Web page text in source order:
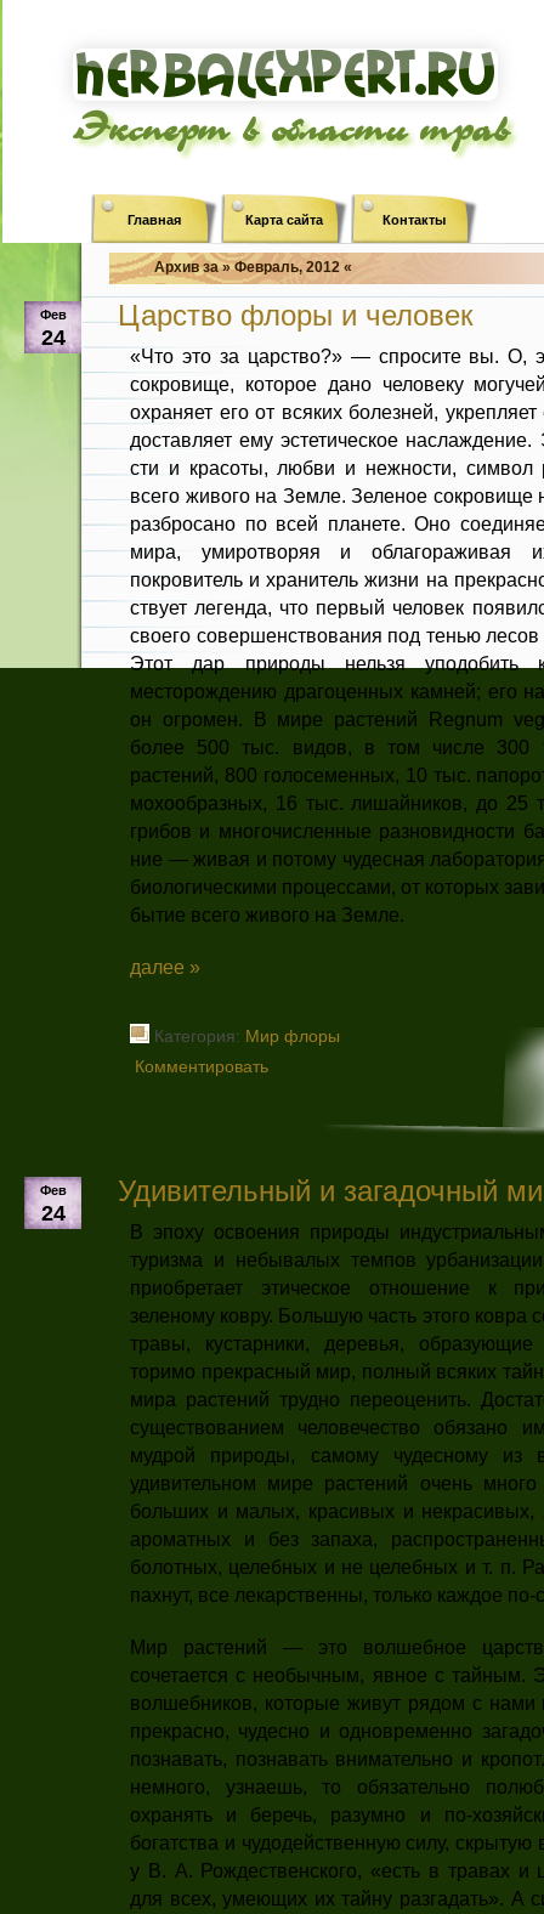
Эксперт в области трав
Главная Карта сайта Контакты
Архив за » Февраль, 2012 «
Фев
24
Царство флоры и человек
«Что это за царство?» — спросите вы. О,
сокровище, которое дано человеку
охраняет его от всяких болез­ней,
доставляет ему эстетическое
сти и красоты, любви и нежности, символ
всего живого на Земле. Зеленое
разбросано по всей планете. Оно
мира, умиротворяя и
покровитель и хранитель жизни на
ствует легенда, что первый человек
своего совершенствования под тенью
Этот дар природы нельзя упо­добить
месторождению драго­ценных камней; его
он огро­мен. В мире растений Regnum
более 500 тыс. видов, в том числе 300
растений, 800 голосеменных, 10 тыс.
мохообразных, 16 тыс. ли­шайников, до 25
грибов и мно­гочисленные разновидности
ние — живая и потому чудесная
биологическими процессами, от которых
бытие всего живого на Земле.
далее »
Категория: Мир флоры
Комментировать
Фев
24
Удивительный и загадочный
В эпоху освоения природы
туризма и небы­валых темпов
приобретает этическое отноше­ние к
зеленому ковру. Боль­шую часть этого ковра
травы, кустарники, деревья,
торимо прекрасный мир, полный всяких
мира растений трудно переоценить.
существованием человечество обязано
мудрой природы, самому чудесному из
удивитель­ном мире растений очень много
больших и малых, красивых и некрасивых,
ароматных и без запаха,
болотных, целебных и не целебных и т. п.
пахнут, все лекарственны, только каждое
Мир растений — это волшебное
сочетается с необычным, явное с
волшебников, которые живут ря­дом с
прекрасно, чудесно и одновременно
позна­вать, познавать внимательно и
немного, узнаешь, то обязательно
охранять и беречь, разумно и по-
богатства и чудодействен­ную силу, скрытую
у В. А. Рождественского, «есть в травах и
для всех, умеющих их тайну разгадать». А